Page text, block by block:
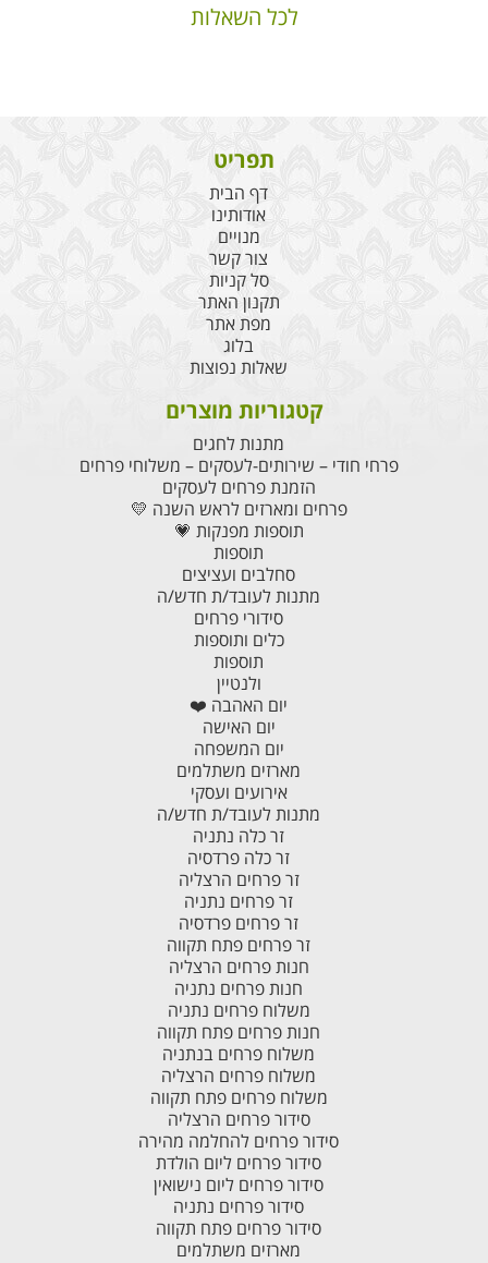
לכל השאלות
תפריט
דף הבית
אודותינו
מנויים
צור קשר
סל קניות
תקנון האתר
מפת אתר
בלוג
שאלות נפוצות
קטגוריות מוצרים
מתנות לחגים
פרחי חודי – שירותים-לעסקים – משלוחי פרחים
הזמנת פרחים לעסקים
פרחים ומארזים לראש השנה 💛
תוספות מפנקות 💗
תוספות
סחלבים ועציצים
מתנות לעובד/ת חדש/ה
סידורי פרחים
כלים ותוספות
תוספות
ולנטיין
יום האהבה ❤️
יום האישה
יום המשפחה
מארזים משתלמים
אירועים ועסקי
מתנות לעובד/ת חדש/ה
זר כלה נתניה
זר כלה פרדסיה
זר פרחים הרצליה
זר פרחים נתניה
זר פרחים פרדסיה
זר פרחים פתח תקווה
חנות פרחים הרצליה
חנות פרחים נתניה
משלוח פרחים נתניה
חנות פרחים פתח תקווה
משלוח פרחים בנתניה
משלוח פרחים הרצליה
משלוח פרחים פתח תקווה
סידור פרחים הרצליה
סידור פרחים להחלמה מהירה
סידור פרחים ליום הולדת
סידור פרחים ליום נישואין
סידור פרחים נתניה
סידור פרחים פתח תקווה
מארזים משתלמים